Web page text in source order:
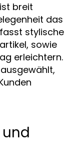
breit
das
stylische
sowie
erleichtern.